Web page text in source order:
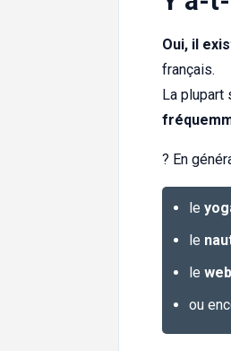
Oui, il
français.
La plupart
? En
le
le
le
ou